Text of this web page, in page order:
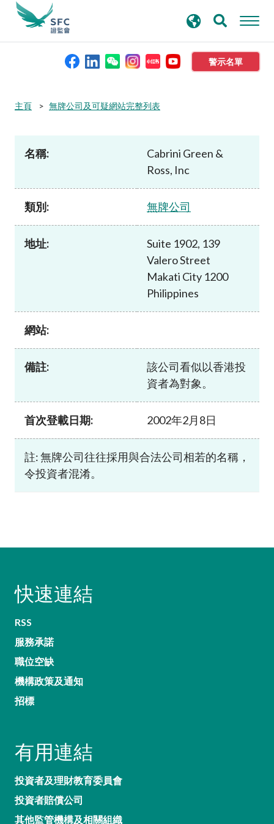
警示名單
本會簡介
資料庫
新聞稿及公布
尋
主頁 無牌公司及可疑網站完整列表
名稱:
Cabrini Green &
Ross, Inc
類別: 無牌公司
地址:
Suite 1902, 139
Valero Street
Makati City 1200
Philippines
網站:
備註:
該公司看似以香港投
資者為對象。
首次登載日期: 2002年2月8日
註: 無牌公司往往採用與合法公司相若的名稱，
令投資者混淆。
快速連結
RSS
服務承諾
職位空缺
機構政策及通知
招標
有用連結
投資者及理財教育委員會
投資者賠償公司
其他監管機構及相關組織